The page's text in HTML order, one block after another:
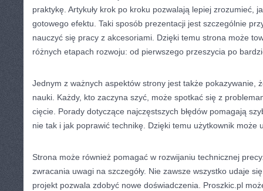
praktykę. Artykuły krok po kroku pozwalają lepiej zrozumieć,
gotowego efektu. Taki sposób prezentacji jest szczególnie
nauczyć się pracy z akcesoriami. Dzięki temu strona może
różnych etapach rozwoju: od pierwszego przeszycia po
Jednym z ważnych aspektów strony jest także pokazywanie,
nauki. Każdy, kto zaczyna szyć, może spotkać się z
cięcie. Porady dotyczące najczęstszych błędów pomagają
nie tak i jak poprawić technikę. Dzięki temu użytkownik może
Strona może również pomagać w rozwijaniu technicznej
zwracania uwagi na szczegóły. Nie zawsze wszystko udaje
projekt pozwala zdobyć nowe doświadczenia. Proszkic.pl